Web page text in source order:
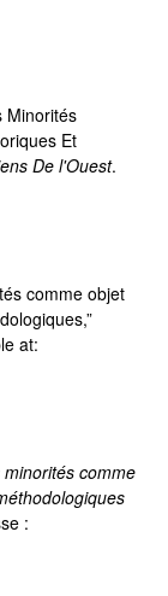
Minorités
Et
De l'Ouest.
comme objet
at:
comme
: